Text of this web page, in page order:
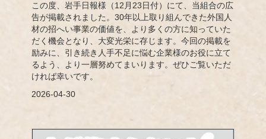
この度、岩手日報様（12月23日付）にて、当組合の広
告が掲載されました。30年以上取り組んできた外国人
材の招へい事業の価値を、より多くの方に知っていた
だく機会となり、大変光栄に存じます。今回の掲載を
励みに、引き続き人手不足に悩む企業様のお役に立て
るよう、より一層努めてまいります。ぜひご覧いただ
ければ幸いです。
2026-04-30